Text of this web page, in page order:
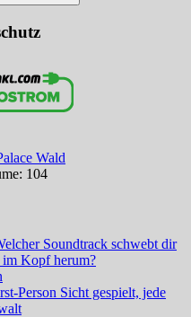
Wald
104
Soundtrack schwebt dir
im Kopf herum?
Person Sicht gespielt, jede